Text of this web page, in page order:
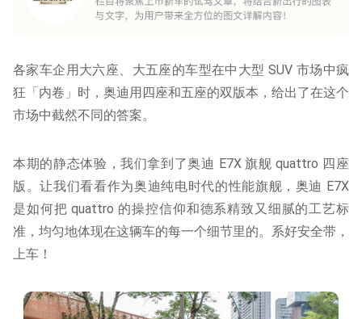
各家车企用大六座、大五座的车型在中大型 SUV 市场中疯
狂「内卷」时，奥迪用四座和五座的双版本，给出了在这个
市场中截然不同的答案。
本期的静态体验，我们拿到了奥迪 E7X 旗舰 quattro 四座
版。让我们看看作为奥迪纯电时代的性能旗舰，奥迪 E7X
是如何把 quattro 的操控信仰和德系精致又细腻的工艺标
准，均匀地体现在这辆车的每一个细节里的。系好安全带，
上车！